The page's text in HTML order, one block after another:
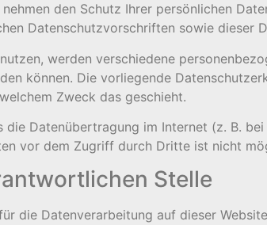
den Schutz Ihrer persönlichen
Datenschutzvorschriften sowie dieser
werden verschiedene
können. Die vorliegende
Zweck das geschieht.
die Datenübertragung im Internet (z. B.
vor dem Zugriff durch Dritte ist nicht
Stelle
die Datenverarbeitung auf dieser